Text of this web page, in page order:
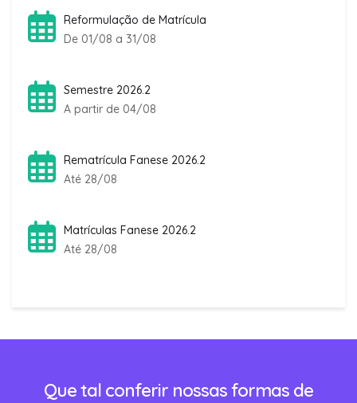
Reformulação de Matrícula
De 01/08 a 31/08
Semestre 2026.2
A partir de 04/08
Rematrícula Fanese 2026.2
Até 28/08
Matrículas Fanese 2026.2
Até 28/08
Que tal conferir nossas formas de